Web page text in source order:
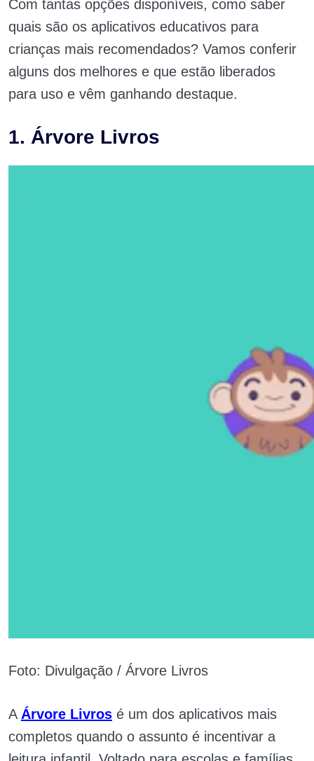
Com tantas opções disponíveis, como saber
quais são os aplicativos educativos para
crianças mais recomendados? Vamos conferir
alguns dos melhores e que estão liberados
para uso e vêm ganhando destaque.
1. Árvore Livros
Foto: Divulgação / Árvore Livros
A Árvore Livros é um dos aplicativos mais
completos quando o assunto é incentivar a